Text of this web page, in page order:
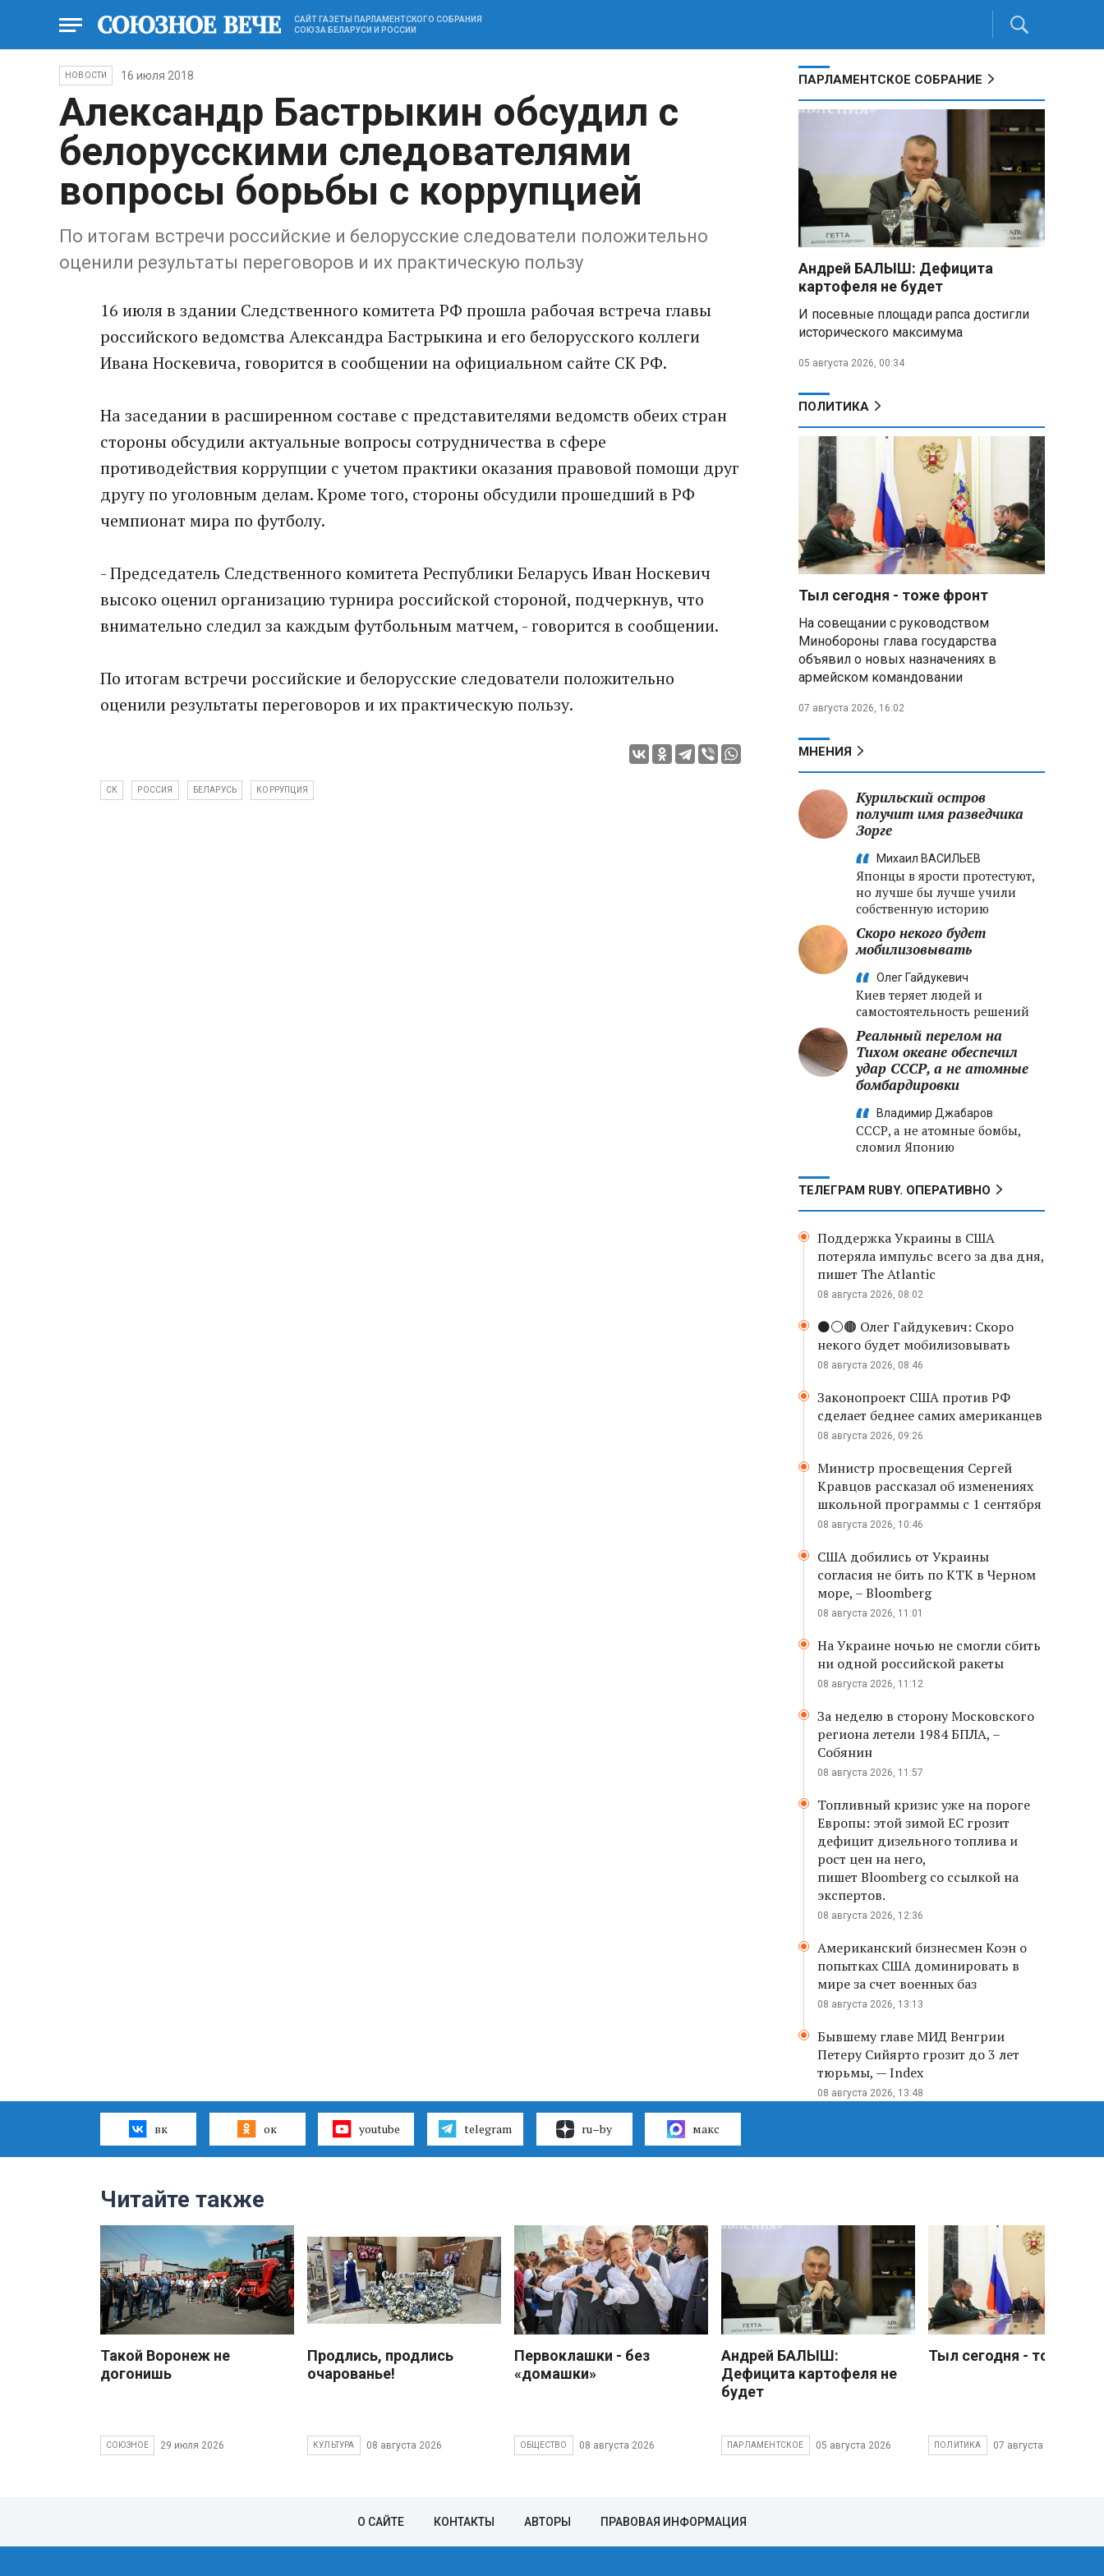
САЙТ ГАЗЕТЫ ПАРЛАМЕНТСКОГО СОБРАНИЯ
СОЮЗА БЕЛАРУСИ И РОССИИ
НОВОСТИ 16 июля 2018
Александр Бастрыкин обсудил с
белорусскими следователями
вопросы борьбы с коррупцией
По итогам встречи российские и белорусские следователи положительно
оценили результаты переговоров и их практическую пользу
16 июля в здании Следственного комитета РФ прошла рабочая встреча главы
российского ведомства Александра Бастрыкина и его белорусского коллеги
Ивана Носкевича, говорится в сообщении на официальном сайте СК РФ.
На заседании в расширенном составе с представителями ведомств обеих стран
стороны обсудили актуальные вопросы сотрудничества в сфере
противодействия коррупции с учетом практики оказания правовой помощи друг
другу по уголовным делам. Кроме того, стороны обсудили прошедший в РФ
чемпионат мира по футболу.
- Председатель Следственного комитета Республики Беларусь Иван Носкевич
высоко оценил организацию турнира российской стороной, подчеркнув, что
внимательно следил за каждым футбольным матчем, - говорится в сообщении.
По итогам встречи российские и белорусские следователи положительно
оценили результаты переговоров и их практическую пользу.
СК РОССИЯ БЕЛАРУСЬ КОРРУПЦИЯ
ПАРЛАМЕНТСКОЕ СОБРАНИЕ
Андрей БАЛЫШ: Дефицита
картофеля не будет
И посевные площади рапса достигли
исторического максимума
05 августа 2026, 00:34
ПОЛИТИКА
Тыл сегодня - тоже фронт
На совещании с руководством
Минобороны глава государства
объявил о новых назначениях в
армейском командовании
07 августа 2026, 16:02
МНЕНИЯ
Курильский остров
получит имя разведчика
Зорге
Михаил ВАСИЛЬЕВ
Японцы в ярости протестуют,
но лучше бы лучше учили
собственную историю
Скоро некого будет
мобилизовывать
Олег Гайдукевич
Киев теряет людей и
самостоятельность решений
Реальный перелом на
Тихом океане обеспечил
удар СССР, а не атомные
бомбардировки
Владимир Джабаров
СССР, а не атомные бомбы,
сломил Японию
ТЕЛЕГРАМ RUBY. ОПЕРАТИВНО
Поддержка Украины в США
потеряла импульс всего за два дня,
пишет The Atlantic
08 августа 2026, 08:02
⚫️⚪️🟤 Олег Гайдукевич: Скоро
некого будет мобилизовывать
08 августа 2026, 08:46
Законопроект США против РФ
сделает беднее самих американцев
08 августа 2026, 09:26
Министр просвещения Сергей
Кравцов рассказал об изменениях
школьной программы с 1 сентября
08 августа 2026, 10:46
США добились от Украины
согласия не бить по КТК в Черном
море, – Bloomberg
08 августа 2026, 11:01
На Украине ночью не смогли сбить
ни одной российской ракеты
08 августа 2026, 11:12
За неделю в сторону Московского
региона летели 1984 БПЛА, –
Собянин
08 августа 2026, 11:57
Топливный кризис уже на пороге
Европы: этой зимой ЕС грозит
дефицит дизельного топлива и
рост цен на него,
пишет Bloomberg со ссылкой на
экспертов.
08 августа 2026, 12:36
Американский бизнесмен Коэн о
попытках США доминировать в
мире за счет военных баз
08 августа 2026, 13:13
Бывшему главе МИД Венгрии
Петеру Сийярто грозит до 3 лет
тюрьмы, — Index
08 августа 2026, 13:48
вк ок youtube telegram ru–by макс
Читайте также
Такой Воронеж не
догонишь
СОЮЗНОЕ 29 июля 2026
Продлись, продлись
очарованье!
КУЛЬТУРА 08 августа 2026
Первоклашки - без
«домашки»
ОБЩЕСТВО 08 августа 2026
Андрей БАЛЫШ:
Дефицита картофеля не
будет
ПАРЛАМЕНТСКОЕ 05 августа 2026
Тыл сегодня - тоже
ПОЛИТИКА 07 августа 2026
О САЙТЕ КОНТАКТЫ АВТОРЫ ПРАВОВАЯ ИНФОРМАЦИЯ